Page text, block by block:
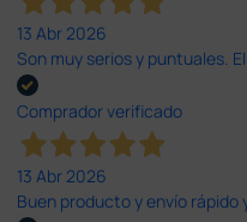
13 Abr 2026
Son muy serios y puntuales.
Comprador verificado
13 Abr 2026
Buen producto y envío rápido